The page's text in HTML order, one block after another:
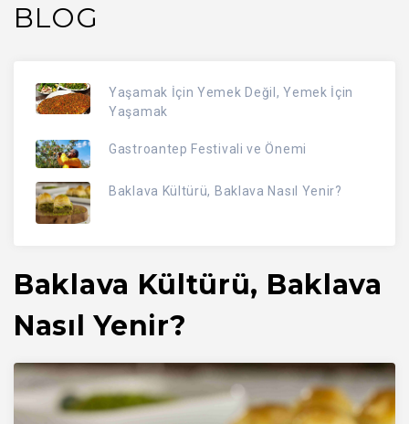
BLOG
Yaşamak İçin Yemek Değil, Yemek İçin
Yaşamak
Gastroantep Festivali ve Önemi
Baklava Kültürü, Baklava Nasıl Yenir?
Baklava Kültürü, Baklava
Nasıl Yenir?